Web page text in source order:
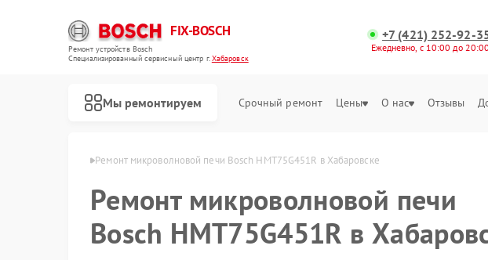
FIX-BOSCH
Ремонт устройств Bosch
Специализированный cервисный центр г.Хабаровск
+7 (421) 252-92-
Ежедневно, с 10:00 до 20:00
Мы ремонтируем Срочный ремонт Цены О нас Отзывы
в Хабаровске Ремонт микроволновой печи Bosch HMT75G451R в Хабаровске
Ремонт микроволновой печи
Bosch HMT75G451R в